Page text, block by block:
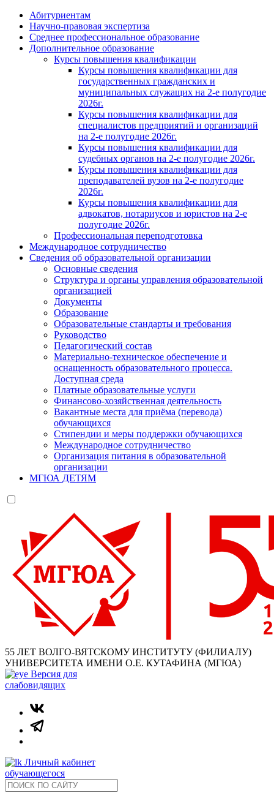
Абитуриентам
Научно-правовая экспертиза
Cреднее профессиональное образование
Дополнительное образование
Курсы повышения квалификации
Курсы повышения квалификации для
государственных гражданских и
муниципальных служащих на 2-е полугодие
2026г.
Курсы повышения квалификации для
специалистов предприятий и организаций
на 2-е полугодие 2026г.
Курсы повышения квалификации для
судебных органов на 2-е полугодие 2026г.
Курсы повышения квалификации для
преподавателей вузов на 2-е полугодие
2026г.
Курсы повышения квалификации для
адвокатов, нотариусов и юристов на 2-е
полугодие 2026г.
Профессиональная переподготовка
Международное сотрудничество
Сведения об образовательной организации
Основные сведения
Структура и органы управления образовательной
организацией
Документы
Образование
Образовательные стандарты и требования
Руководство
Педагогический состав
Материально-техническое обеспечение и
оснащенность образовательного процесса.
Доступная среда
Платные образовательные услуги
Финансово-хозяйственная деятельность
Вакантные места для приёма (перевода)
обучающихся
Стипендии и меры поддержки обучающихся
Международное сотрудничество
Организация питания в образовательной
организации
МГЮА ДЕТЯМ
55 ЛЕТ ВОЛГО-ВЯТСКОМУ ИНСТИТУТУ (ФИЛИАЛУ)
УНИВЕРСИТЕТА ИМЕНИ О.Е. КУТАФИНА (МГЮА)
Версия для
слабовидящих
Личный кабинет
обучающегося